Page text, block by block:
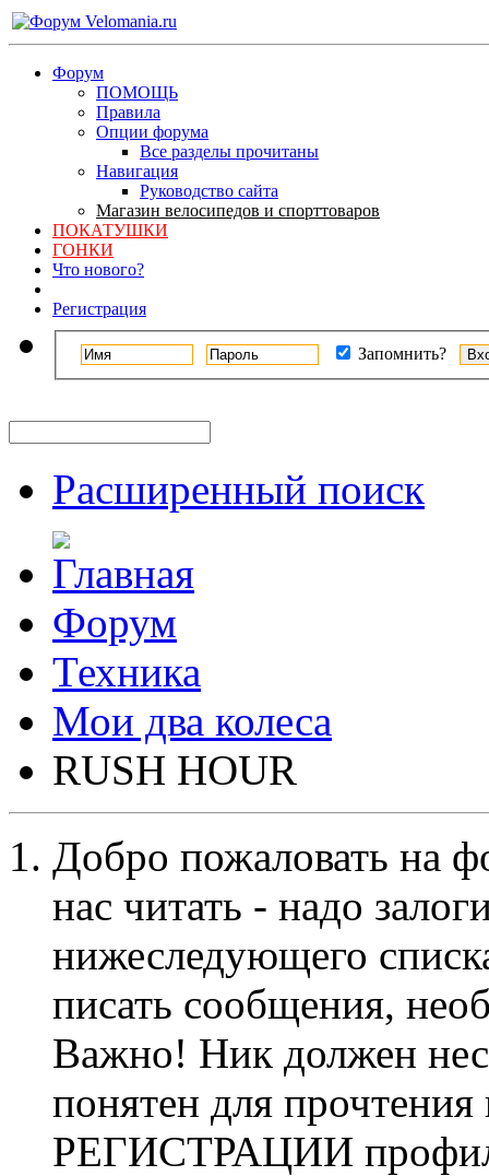
Форум
ПОМОЩЬ
Правила
Опции форума
Все разделы прочитаны
Навигация
Руководство сайта
Магазин велосипедов и спорттоваров
ПОКАТУШКИ
ГОНКИ
Что нового?
Регистрация
Запомнить?
Расширенный поиск
Форум
Техника
Мои два колеса
RUSH HOUR
Добро пожаловать на
нас читать - надо
нижеследующего
писать сообщения,
Важно! Ник должен
понятен для
РЕГИСТРАЦИИ профиль